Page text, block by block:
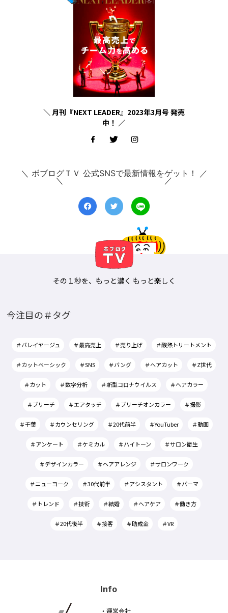
＼ 月刊『NEXT LEADER』2023年3月号 発売
中！ ／
＼ ボブログＴＶ 公式SNSで最新情報をゲット！ ／
その１秒を、もっと濃く もっと楽しく
今注目の＃タグ
＃バレイヤージュ ＃最高売上 ＃売り上げ ＃酸熱トリートメント
＃カットベーシック ＃SNS ＃バング ＃ヘアカット ＃Z世代
＃カット ＃数字分析 ＃新型コロナウイルス ＃ヘアカラー
＃ブリーチ ＃エアタッチ ＃ブリーチオンカラー ＃撮影
＃千葉 ＃カウンセリング ＃20代前半 ＃YouTuber ＃動画
＃アンケート ＃ケミカル ＃ハイトーン ＃サロン衛生
＃デザインカラー ＃ヘアアレンジ ＃サロンワーク
＃ニューヨーク ＃30代前半 ＃アシスタント ＃パーマ
＃トレンド ＃技術 ＃結婚 ＃ヘアケア ＃働き方
＃20代後半 ＃接客 ＃助成金 ＃VR
Info
・運営会社